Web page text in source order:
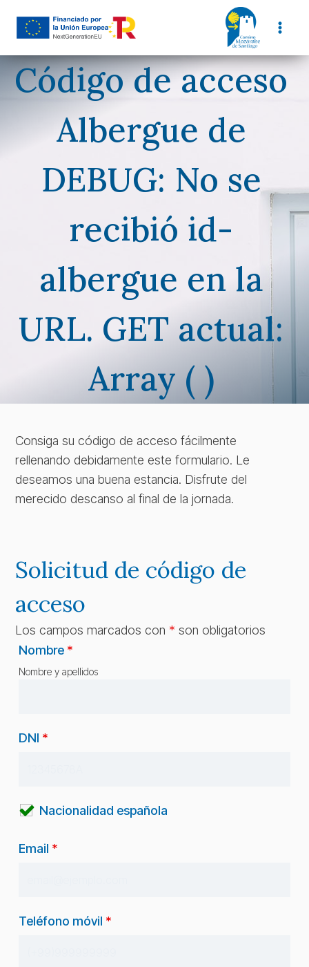
Código de acceso
Albergue de
DEBUG: No se
recibió id-
albergue en la
URL. GET actual:
Array ( )
Consiga su código de acceso fácilmente
rellenando debidamente este formulario. Le
deseamos una buena estancia. Disfrute del
merecido descanso al final de la jornada.
Solicitud de código de
acceso
Los campos marcados con * son obligatorios
Nombre *
Nombre y apellidos
DNI *
Nacionalidad española
Email *
Teléfono móvil *